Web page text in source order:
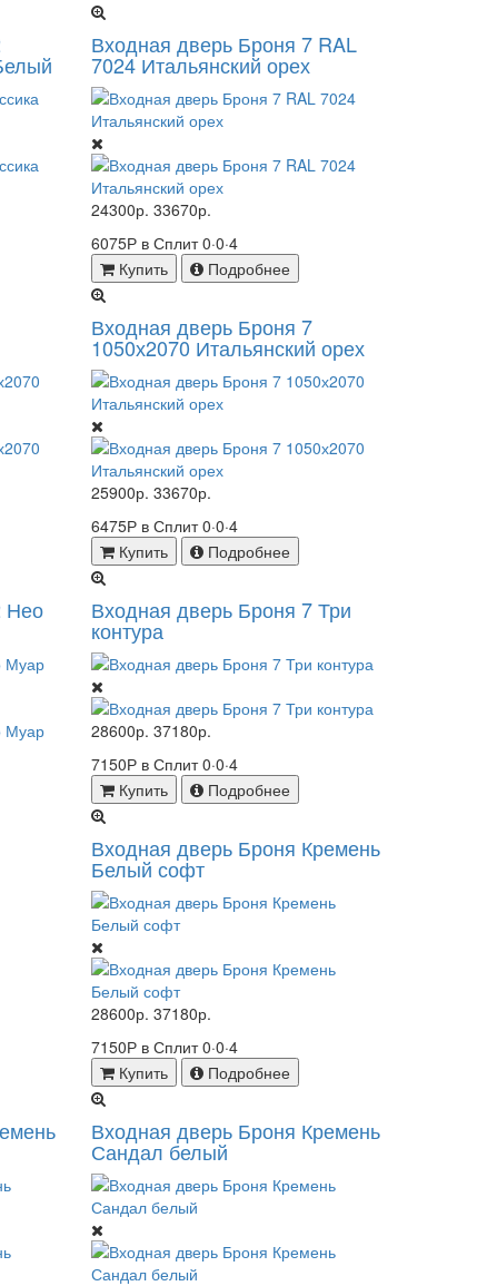
Входная дверь Броня 7 RAL
7024 Итальянский орех
24300р. 33670р.
6075Р в Сплит0·0·4
Купить
Подробнее
Входная дверь Броня 7
1050х2070 Итальянский орех
25900р. 33670р.
6475Р в Сплит0·0·4
Купить
Подробнее
Нео Входная дверь Броня 7 Три
контура
28600р. 37180р.
7150Р в Сплит0·0·4
Купить
Подробнее
Входная дверь Броня Кремень
Белый софт
28600р. 37180р.
7150Р в Сплит0·0·4
Купить
Подробнее
Входная дверь Броня Кремень
Сандал белый